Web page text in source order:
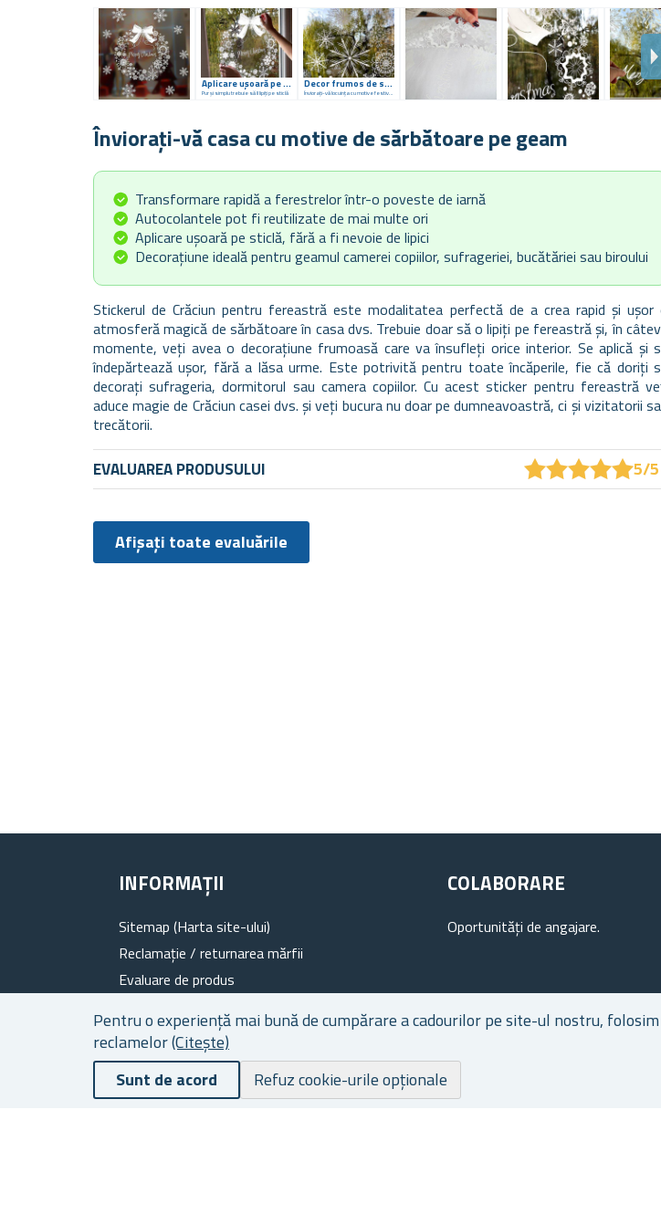
Pentru o experiență mai bună de cumpărare a cadourilor pe site-ul nostru,
reclamelor(Citește)
Sunt de acord
Refuz cookie-urile opționale
Aplicare ușoară pe fereastră
Pur și simplu trebuie să îl lipiți pe sticlă
Decor frumos de sezon
Înviorați-vă locuința cu motive festive pe fereastră
Înviorați-vă casa cu motive de sărbătoare pe geam
Transformare rapidă a ferestrelor într-o poveste de iarnă
Autocolantele pot fi reutilizate de mai multe ori
Aplicare ușoară pe sticlă, fără a fi nevoie de lipici
Decorațiune ideală pentru geamul camerei copiilor, sufrageriei, bucătăriei sau biroului
Stickerul de Crăciun pentru fereastră este modalitatea perfectă de a crea rapid și ușor
atmosferă magică de sărbătoare în casa dvs. Trebuie doar să o lipiți pe fereastră și, în
momente, veți avea o decorațiune frumoasă care va însufleți orice interior. Se aplică și
îndepărtează ușor, fără a lăsa urme. Este potrivită pentru toate încăperile, fie că doriți
decorați sufrageria, dormitorul sau camera copiilor. Cu acest sticker pentru fereastră
aduce magie de Crăciun casei dvs. și veți bucura nu doar pe dumneavoastră, ci și vizitatorii
trecătorii.
EVALUAREA PRODUSULUI ★★★★★
★★★★★5/5
Afișați toate evaluările
INFORMAȚII
Sitemap (Harta site-ului)
Reclamație / returnarea mărfii
Evaluare de produs
Program de fidelitate
Termeni de livrare și plată
Protecția datelor cu caracter personal
COLABORARE
Oportunități de angajare.